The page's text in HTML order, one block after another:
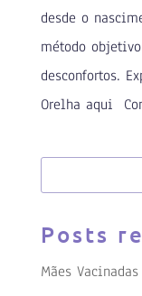
desde o
método
desconfortos.
Orelha aqui
Posts
Mães